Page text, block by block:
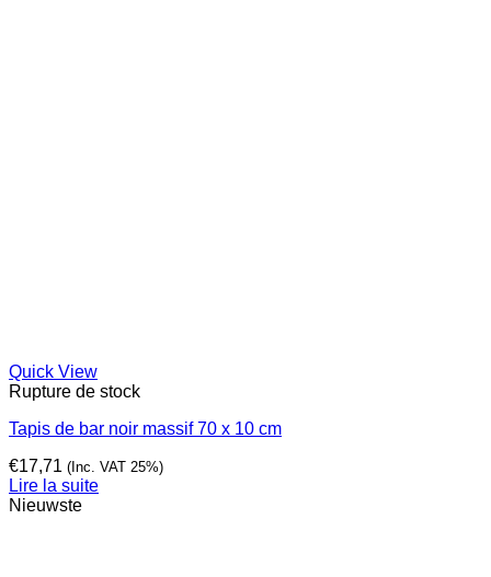
Quick View
Rupture de stock
Tapis de bar noir massif 70 x 10 cm
€17,71 (Inc. VAT 25%)
Lire la suite
Nieuwste